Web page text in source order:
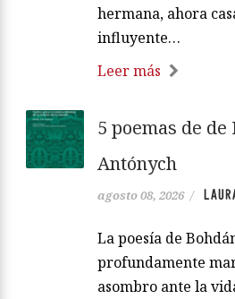
hermana, ahora
influyente…
Leer más
5 poemas de
Antónych
agosto 08, 2026 /
La poesía de
profundamente
asombro ante la